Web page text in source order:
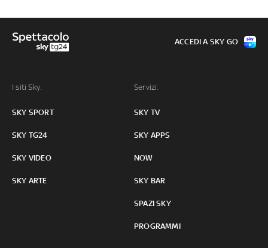
I siti Sky:
SKY SPORT
SKY TG24
SKY VIDEO
SKY ARTE
Servizi:
SKY TV
SKY APPS
NOW
SKY BAR
SPAZI SKY
PROGRAMMI
ACCEDI A SKY GO